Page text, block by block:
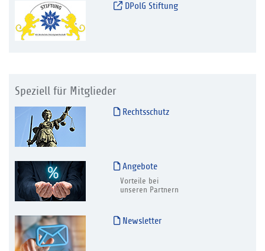
DPolG Stiftung
Speziell für Mitglieder
Rechtsschutz
Angebote
Vorteile bei
unseren Partnern
Newsletter